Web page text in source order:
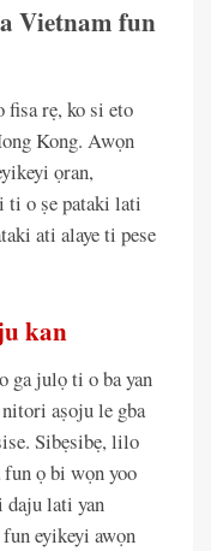
Vietnam fun
rẹ, ko si eto
Kong. Awọn
ọran,
o ṣe pataki lati
ati alaye ti pese
kan
ga julọ ti o ba yan
aṣoju le gba
Sibẹsibẹ, lilo
fun ọ bi wọn yoo
daju lati yan
eyikeyi awọn